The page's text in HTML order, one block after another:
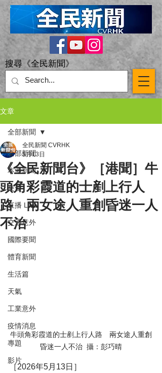
搜尋《全民新聞》
文章
全部新聞
本港新聞
突發
直播 Live
交通意外
國際要聞
體育新聞
生活篇
天氣
工業意外
疫情消息
專題
影片
全部新聞
《全民新聞台》［港聞］牛
頭角彩霞道的士剷上行人
路 兩女途人重創昏迷一人
不治
全民新聞 CVRHK
5月13日
牛頭角彩霞道的士剷上行人路　兩女途人重創
昏迷一人不治 攝：彭巧晴
［2026年5月13日］